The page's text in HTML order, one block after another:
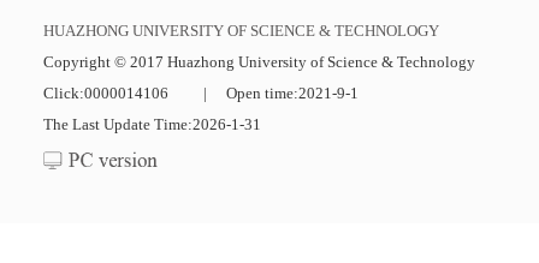
HUAZHONG UNIVERSITY OF SCIENCE & TECHNOLOGY
Copyright © 2017 Huazhong University of Science & Technology
Click:0000014106 | Open time:2021-9-1
The Last Update Time:2026-1 -31